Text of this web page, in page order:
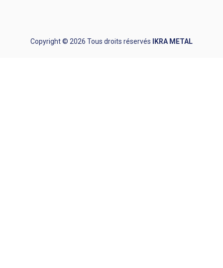
Copyright © 2026 Tous droits réservés IKRA METAL